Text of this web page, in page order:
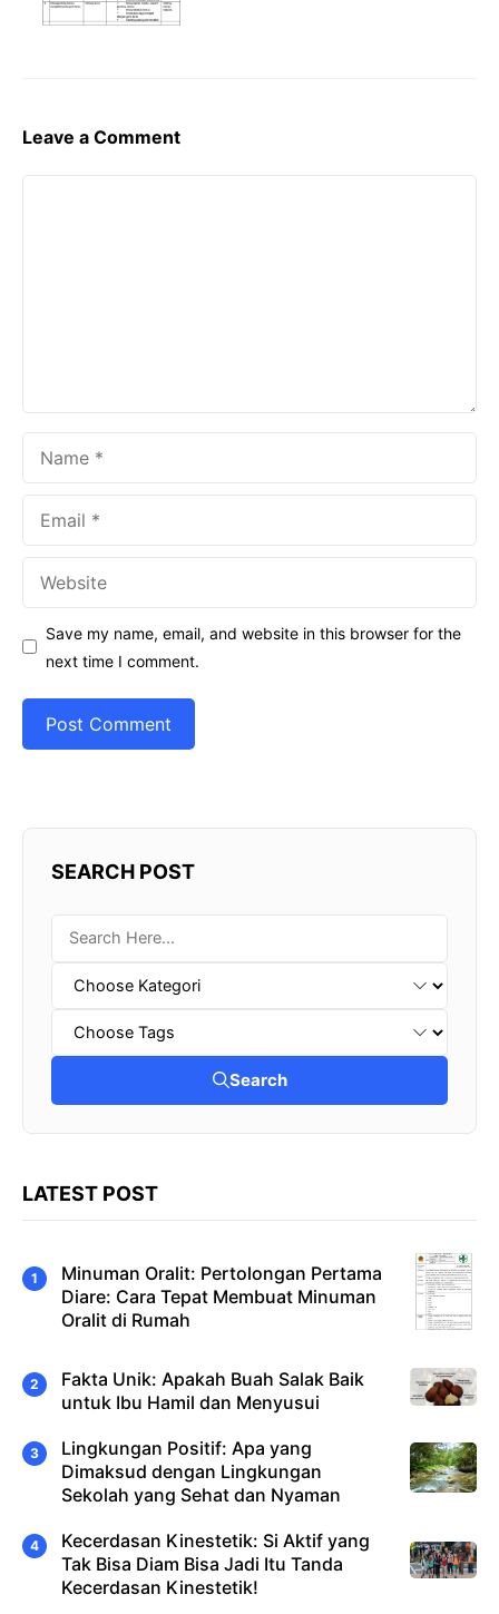
Leave a Comment
Save my name, email, and website in this browser for the
next time I comment.
SEARCH POST
Search
LATEST POST
Minuman Oralit: Pertolongan Pertama
Diare: Cara Tepat Membuat Minuman
Oralit di Rumah
Fakta Unik: Apakah Buah Salak Baik
untuk Ibu Hamil dan Menyusui
Lingkungan Positif: Apa yang
Dimaksud dengan Lingkungan
Sekolah yang Sehat dan Nyaman
Kecerdasan Kinestetik: Si Aktif yang
Tak Bisa Diam Bisa Jadi Itu Tanda
Kecerdasan Kinestetik!